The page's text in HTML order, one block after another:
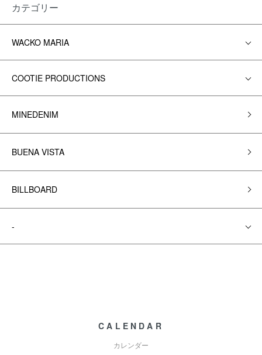
カテゴリー
WACKO MARIA
COOTIE PRODUCTIONS
MINEDENIM
BUENA VISTA
BILLBOARD
-
CALENDAR
カレンダー